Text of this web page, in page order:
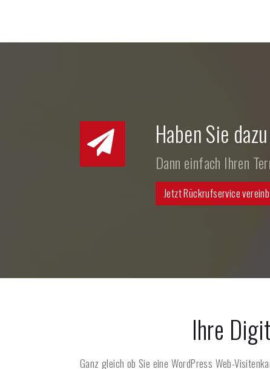
Haben Sie
Dann einfach Ihren
Jetzt Rückrufservice
Ihre
Ganz gleich ob Sie eine WordPress Web-